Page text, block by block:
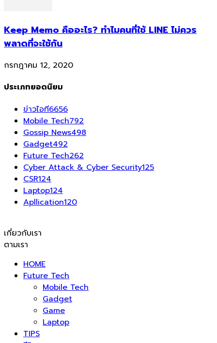
Keep Memo คืออะไร? ทำไมคนที่ใช้ LINE ไม่ควร
พลาดที่จะใช้กัน
กรกฎาคม 12, 2020
ประเภทยอดนิยม
ข่าวไอที6656
Mobile Tech792
Gossip News498
Gadget492
Future Tech262
Cyber Attack & Cyber Security125
CSR124
Laptop124
Apllication120
เกี่ยวกับเรา
ตามเรา
HOME
Future Tech
Mobile Tech
Gadget
Game
Laptop
TIPS